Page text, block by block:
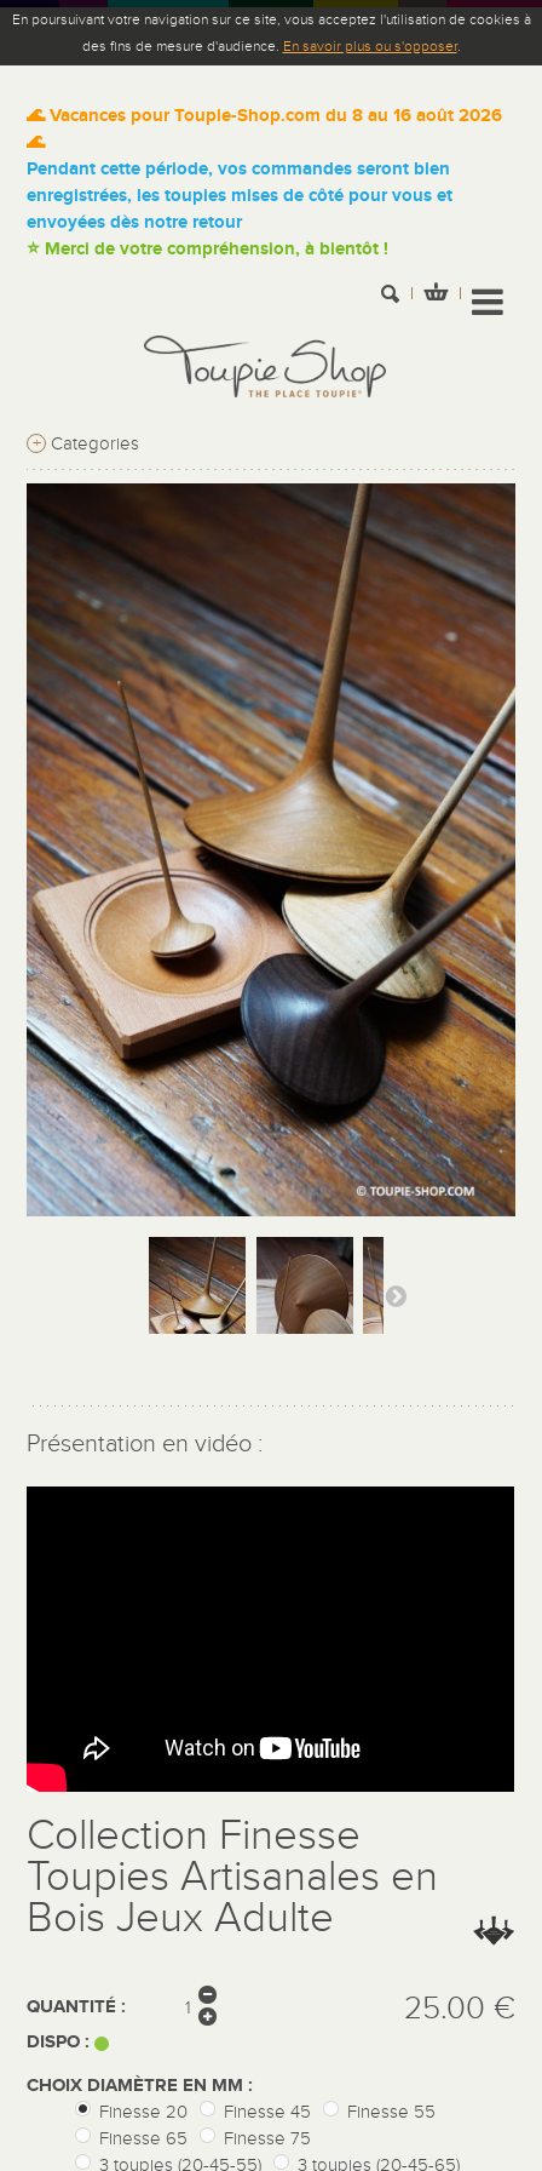
En poursuivant votre navigation sur ce site, vous acceptez l'utilisation de cookies à
des fins de mesure d'audience. En savoir plus ou s'opposer.
🌊 Vacances pour Toupie-Shop.com du 8 au 16 août 2026
🌊
Pendant cette période, vos commandes seront bien
enregistrées, les toupies mises de côté pour vous et
envoyées dès notre retour
⭐ Merci de votre compréhension, à bientôt !
+ Categories
Présentation en vidéo :
Collection Finesse
Toupies Artisanales en
Bois Jeux Adulte
QUANTITÉ :
DISPO :
25.00 €
CHOIX DIAMÈTRE EN MM :
Finesse 20 Finesse 45
Finesse 55
Finesse 65
Finesse 75
3 toupies (20-45-55)
3 toupies (20-45-65)